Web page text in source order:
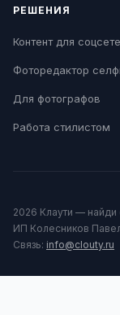
РЕШЕНИЯ
Контент для
Фоторедактор
Для фотографов
Работа стилистом
2026 Клаути — найди
ИП Колесников
Связь: info@clouty.ru